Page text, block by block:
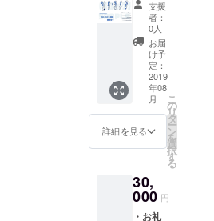
ますか？慢
性疲労症候
その他多数
開催してい
ます。
修］
【啓発
ポスト
カード
につい
て】 自
身も
ME/CFS
に罹患
しなが
近藤銀
河さん
（＠
トカー
ド 2種
類 各2
枚 ・コ
ミック
エッセ
イ「あ
る日突
然、慢
性疲労
症候群
になり
た。」
（ゆら
り
［著］
支援
者：
0人
お届
け予
定：
2019
年08
月
詳細を見る
こ
の
リ
タ
ー
ン
を
選
択
す
る
30,
000 円
・お礼